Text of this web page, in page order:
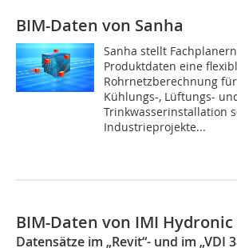
BIM-Daten von Sanha
Sanha stellt
Produktdaten eine
Rohrnetzberechnung
Kühlungs-, Lüftungs-
Trinkwasserinstallation
Industrieprojekte...
BIM-Daten von IMI
Datensätze im „Revit“- und im „VDI